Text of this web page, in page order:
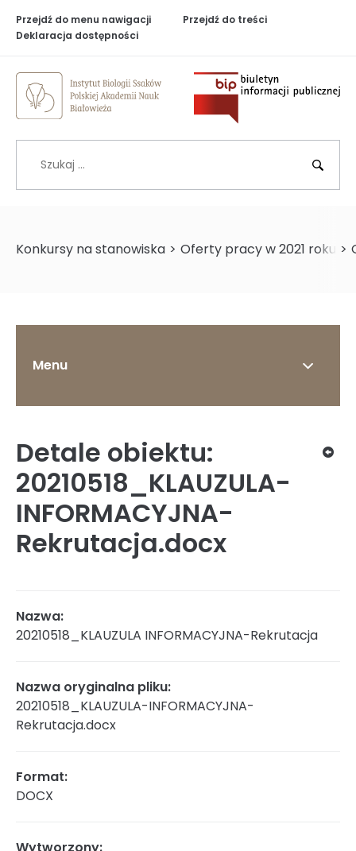
Przejdź do menu nawigacji
Przejdź do treści
Deklaracja dostępności
Biuletyn
Szukaj
>
Konkursy na stanowiska > Oferty pracy w 2021 roku >
Menu
O Instytucie
Status prawny
Dyrekcja
Struktura organizacyjna
Detale obiektu:
20210518_KLAUZULA-
INFORMACYJNA-
Rekrutacja.docx
Nazwa:
20210518_KLAUZULA INFORMACYJNA-Rekrutacja
Nazwa oryginalna pliku:
20210518_KLAUZULA-INFORMACYJNA-
Rekrutacja.docx
Format:
DOCX